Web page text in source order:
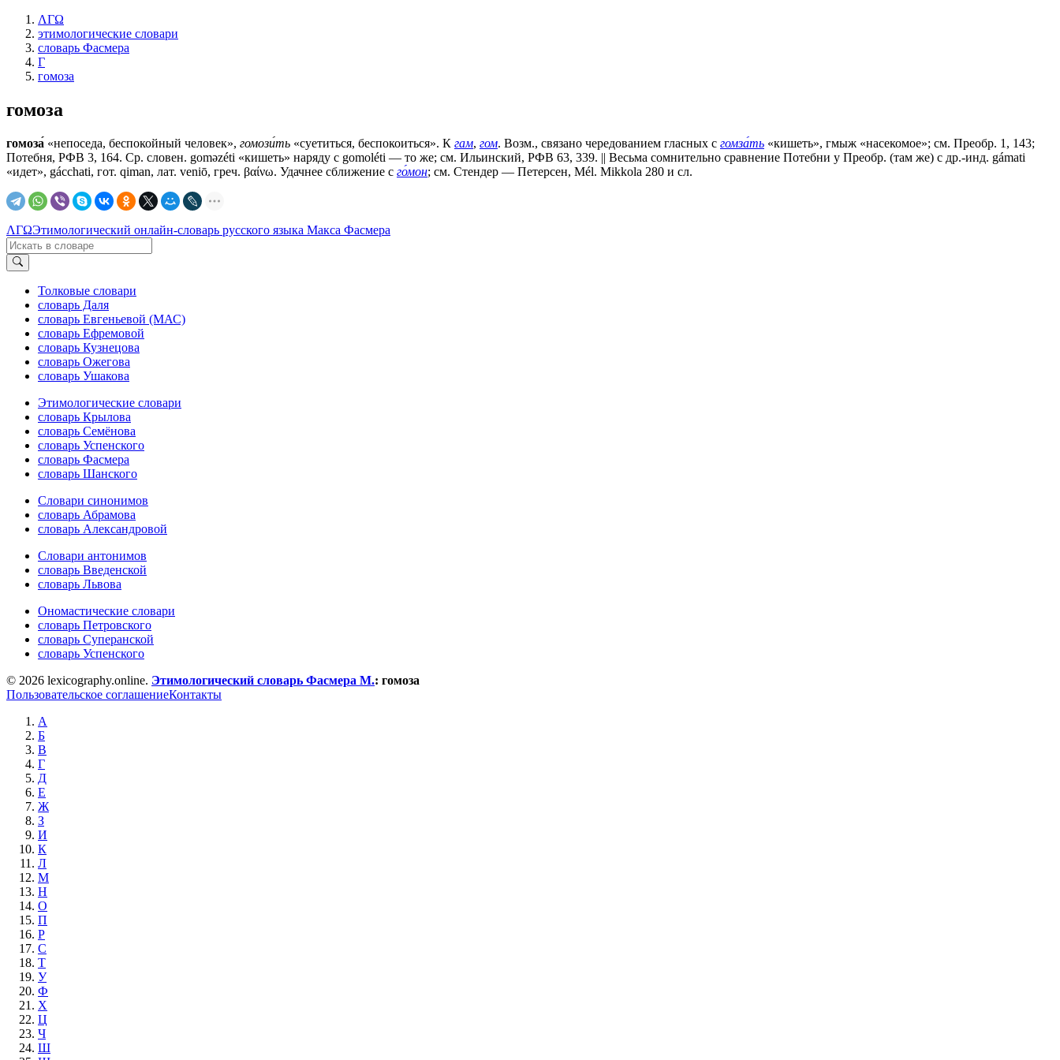
ΛΓΩ
этимологические словари
словарь Фасмера
Г
гомоза
гомоза
гомоза́ «непоседа, беспокойный человек», гомози́ть «суетиться, беспокоиться». К гам, гом. Возм., связано чередованием гласных с гомза́ть «кишеть», гмыж «насекомое»; см. Преобр. 1, 143;
Потебня, РФВ 3, 164. Ср. словен. gomǝzéti «кишеть» наряду с gomoléti — то же; см. Ильинский, РФВ 63, 339. || Весьма сомнительно сравнение Потебни у Преобр. (там же) с др.-инд. gámati
«идет», gácchati, гот. qiman, лат. veniō, греч. βαίνω. Удачнее сближение с го́мон; см. Стендер — Петерсен, Mél. Mikkola 280 и сл.
ΛΓΩЭтимологический онлайн-словарь русского языка Макса Фасмера
Толковые словари
словарь Даля
словарь Евгеньевой (МАС)
словарь Ефремовой
словарь Кузнецова
словарь Ожегова
словарь Ушакова
Этимологические словари
словарь Крылова
словарь Семёнова
словарь Успенского
словарь Фасмера
словарь Шанского
Словари синонимов
словарь Абрамова
словарь Александровой
Словари антонимов
словарь Введенской
словарь Львова
Ономастические словари
словарь Петровского
словарь Суперанской
словарь Успенского
© 2026 lexicography.online. Этимологический словарь Фасмера М.: гомоза
Пользовательское соглашениеКонтакты
А
Б
В
Г
Д
Е
Ж
З
И
К
Л
М
Н
О
П
Р
С
Т
У
Ф
Х
Ц
Ч
Ш